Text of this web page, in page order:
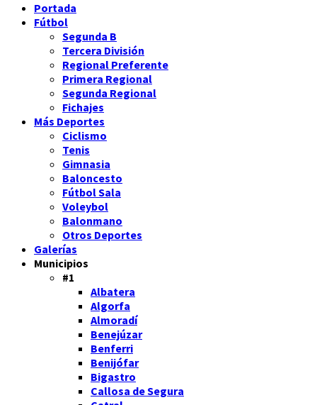
Portada
Fútbol
Segunda B
Tercera División
Regional Preferente
Primera Regional
Segunda Regional
Fichajes
Más Deportes
Ciclismo
Tenis
Gimnasia
Baloncesto
Fútbol Sala
Voleybol
Balonmano
Otros Deportes
Galerías
Municipios
#1
Albatera
Algorfa
Almoradí
Benejúzar
Benferri
Benijófar
Bigastro
Callosa de Segura